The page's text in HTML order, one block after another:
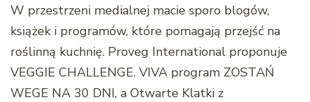
W przestrzeni medialnej macie sporo blogów,
książek i programów, które pomagają przejść na
roślinną kuchnię. Proveg International proponuje
VEGGIE CHALLENGE. VIVA program ZOSTAŃ
WEGE NA 30 DNI, a Otwarte Klatki z